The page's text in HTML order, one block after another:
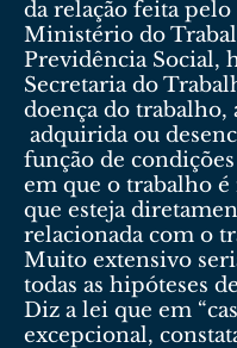
da relação feita pelo
Ministério do
Previdência Social,
Secretaria do
doença do trabalho,
adquirida ou
função de
em que o trabalho é
que esteja
relacionada com o
Muito extensivo
todas as hipóteses
Diz a lei que em
excepcional,